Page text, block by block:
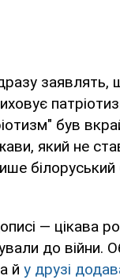
заявлять,
був
який не
— цікава
до війни.
й у друзі